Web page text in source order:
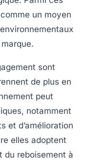
un moyen
sont
de plus en
peut
notamment
et d’amélioration
elles adoptent
du reboisement à